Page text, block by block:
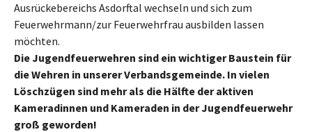
Ausrückebereichs Asdorftal wechseln und sich zum
Feuerwehrmann/zur Feuerwehrfrau ausbilden lassen
möchten.
Die Jugendfeuerwehren sind ein wichtiger Baustein für
die Wehren in unserer Verbandsgemeinde. In vielen
Löschzügen sind mehr als die Hälfte der aktiven
Kameradinnen und Kameraden in der Jugendfeuerwehr
groß geworden!